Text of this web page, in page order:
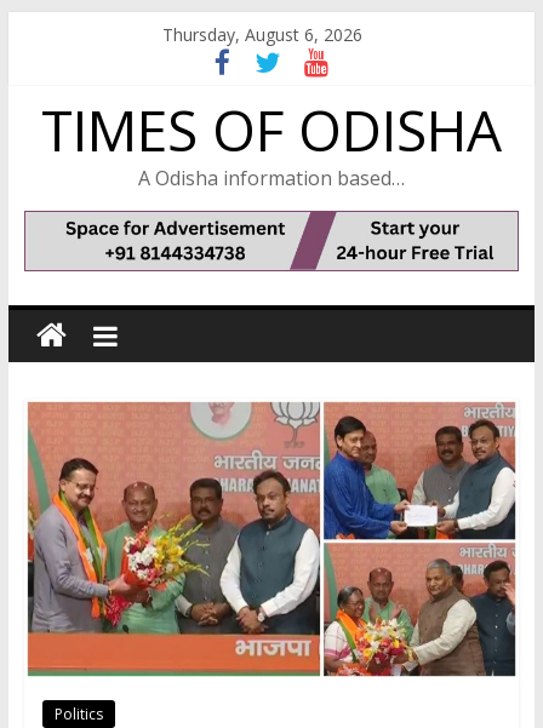
Thursday, August 6, 2026
TIMES OF ODISHA
A Odisha information based…
Politics